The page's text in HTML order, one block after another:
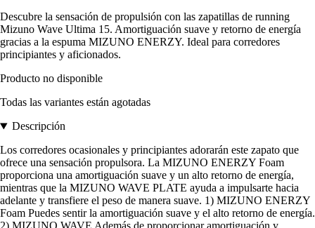
Descubre la sensación de propulsión con las zapatillas de running
Mizuno Wave Ultima 15. Amortiguación suave y retorno de energía
gracias a la espuma MIZUNO ENERZY. Ideal para corredores
principiantes y aficionados.
Producto no disponible
Todas las variantes están agotadas
Descripción
Los corredores ocasionales y principiantes adorarán este zapato que
ofrece una sensación propulsora. La MIZUNO ENERZY Foam
proporciona una amortiguación suave y un alto retorno de energía,
mientras que la MIZUNO WAVE PLATE ayuda a impulsarte hacia
adelante y transfiere el peso de manera suave. 1) MIZUNO ENERZY
Foam Puedes sentir la amortiguación suave y el alto retorno de energía.